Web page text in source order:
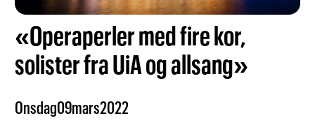
«Operaperler med fire kor,
solister fra UiA og allsang»
Onsdag09mars2022